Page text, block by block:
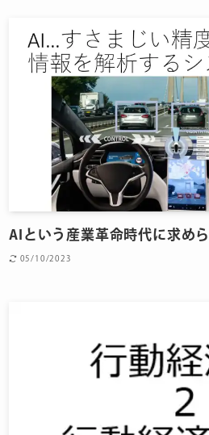
AIという産業革命時代に求め
05/10/2023